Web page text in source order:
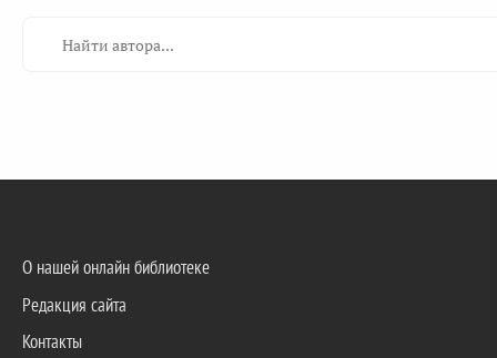
О нашей онлайн библиотеке
Редакция сайта
Контакты